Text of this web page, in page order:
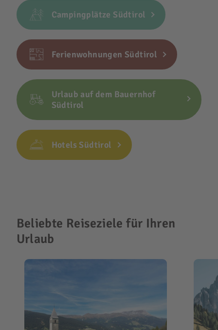
Campingplätze Südtirol
Ferienwohnungen Südtirol
Urlaub auf dem Bauernhof
Südtirol
Hotels Südtirol
Beliebte Reiseziele für Ihren
Urlaub